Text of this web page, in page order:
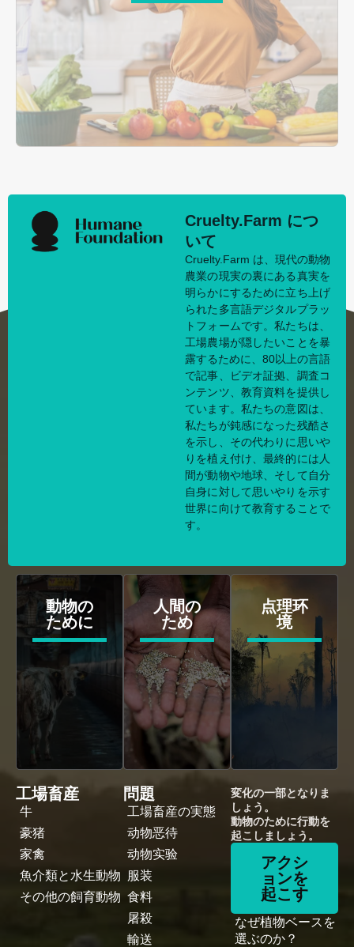
Cruelty.Farm につ
いて
Cruelty.Farm は、現代の動物
農業の現実の裏にある真実を
明らかにするために立ち上げ
られた多言語デジタルプラッ
トフォームです。私たちは、
工場農場が隠したいことを暴
露するために、80以上の言語
で記事、ビデオ証拠、調査コ
ンテンツ、教育資料を提供し
ています。私たちの意図は、
私たちが鈍感になった残酷さ
を示し、その代わりに思いや
りを植え付け、最終的には人
間が動物や地球、そして自分
自身に対して思いやりを示す
世界に向けて教育することで
す。
動物の
ために
人間の
ため
点理环
境
工場畜産
牛
豪猪
家禽
魚介類と水生動物
その他の飼育動物
問題
工場畜産の実態
动物恶待
动物实验
服装
食料
屠殺
輸送
変化の一部となりま
しょう。
動物のために行動を
起こしましょう。
アクシ
ョンを
起こす
なぜ植物ベースを
選ぶのか？